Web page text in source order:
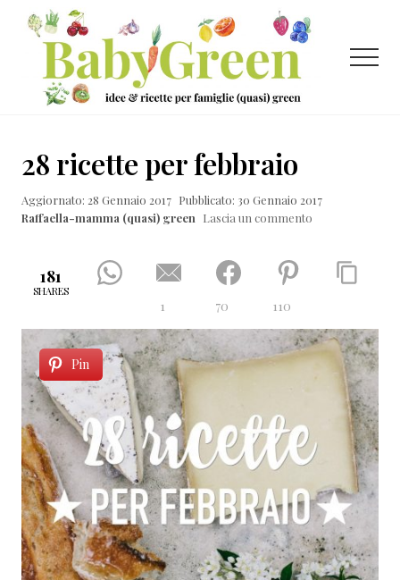
Menu
Passa
contenuto
principale
Passa
laterale
primaria
Passa
ricette
per
(quasi)
green
Menu
28 ricette per febbraio
Aggiornato: 28 Gennaio 2017 Pubblicato: 30 Gennaio 2017
Raffaella-mamma (quasi) green Lascia un commento
181
SHARES
1 70 110
Pin